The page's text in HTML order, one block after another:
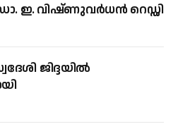
ഇ. വിഷ്ണുവർധൻ റെഡ്ഡി
ജിദ്ദയിൽ